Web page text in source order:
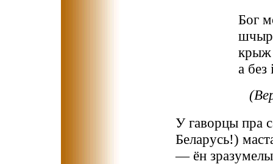
Бог
крыж
а без
У гаворцы пра
Беларусь!)
— ён